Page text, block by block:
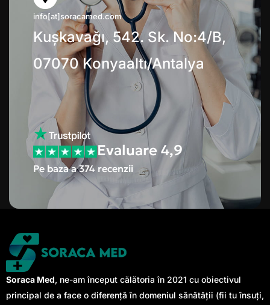
info[at]soracamed.com
Kuşkavağı, 542. Sk. No:4/B,
07070 Konyaaltı/Antalya
Evaluare 4,9
Pe baza a 374 recenzii
Soraca Med, ne-am început călătoria în 2021 cu obiectivul
principal de a face o diferență în domeniul sănătății (fii tu însuți,